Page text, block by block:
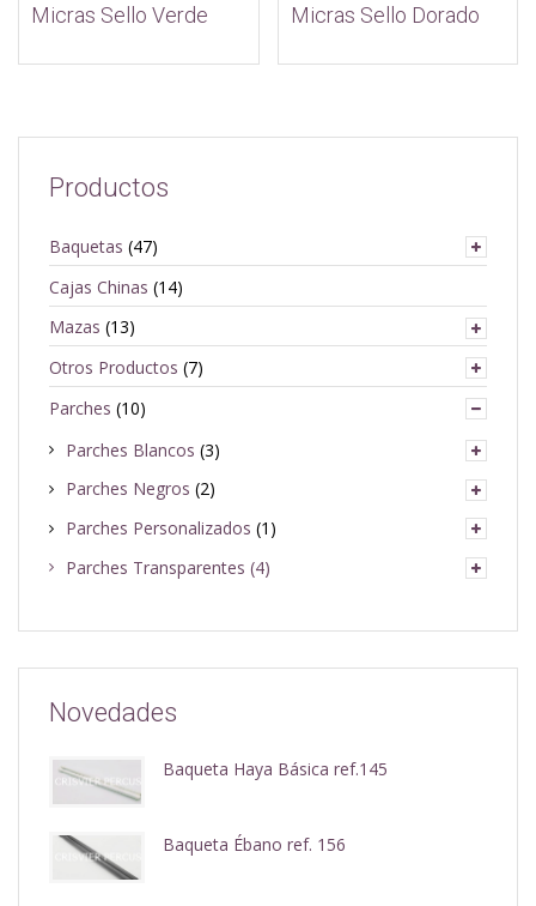
Micras Sello Verde
Micras Sello Dorado
Productos
Baquetas (47)
Cajas Chinas (14)
Mazas (13)
Otros Productos (7)
Parches (10)
Parches Blancos (3)
Parches Negros (2)
Parches Personalizados (1)
Parches Transparentes (4)
Novedades
Baqueta Haya Básica ref.145
Baqueta Ébano ref. 156